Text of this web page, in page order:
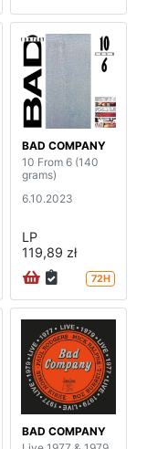
BAD COMPANY
10 From 6 (140
grams)
6.10.2023
LP
119,89 zł
72H
BAD COMPANY